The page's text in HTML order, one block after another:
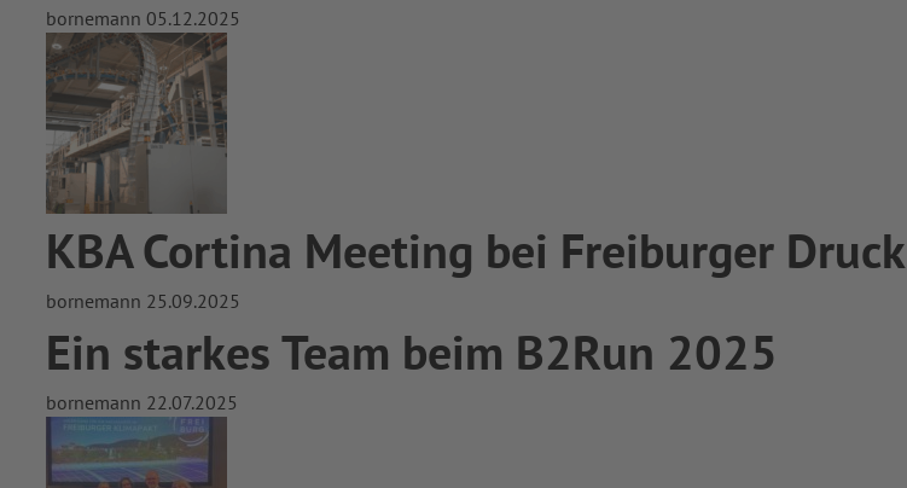
bornemann 05.12.2025
KBA Cortina Meeting bei Freiburger Druck
bornemann 25.09.2025
Ein starkes Team beim B2Run 2025
bornemann 22.07.2025